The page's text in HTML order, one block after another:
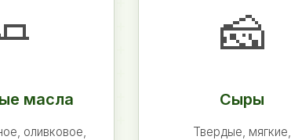
масла
оливковое,
🧀
Сыры
Твердые, мягкие,